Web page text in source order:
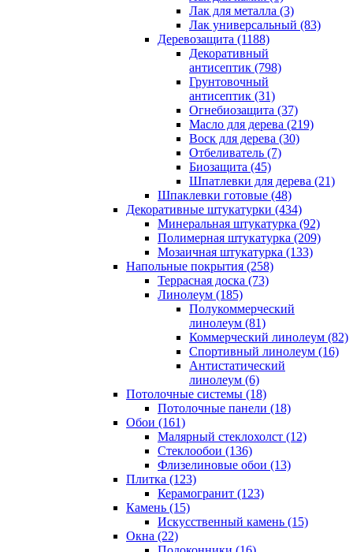
Лак для металла (3)
Лак универсальный (83)
Деревозащита (1188)
Декоративный
антисептик (798)
Грунтовочный
антисептик (31)
Огнебиозащита (37)
Масло для дерева (219)
Воск для дерева (30)
Отбеливатель (7)
Биозащита (45)
Шпатлевки для дерева (21)
Шпаклевки готовые (48)
Декоративные штукатурки (434)
Минеральная штукатурка (92)
Полимерная штукатурка (209)
Мозаичная штукатурка (133)
Напольные покрытия (258)
Террасная доска (73)
Линолеум (185)
Полукоммерческий
линолеум (81)
Коммерческий линолеум (82)
Спортивный линолеум (16)
Антистатический
линолеум (6)
Потолочные системы (18)
Потолочные панели (18)
Обои (161)
Малярный стеклохолст (12)
Стеклообои (136)
Флизелиновые обои (13)
Плитка (123)
Керамогранит (123)
Камень (15)
Искусственный камень (15)
Окна (22)